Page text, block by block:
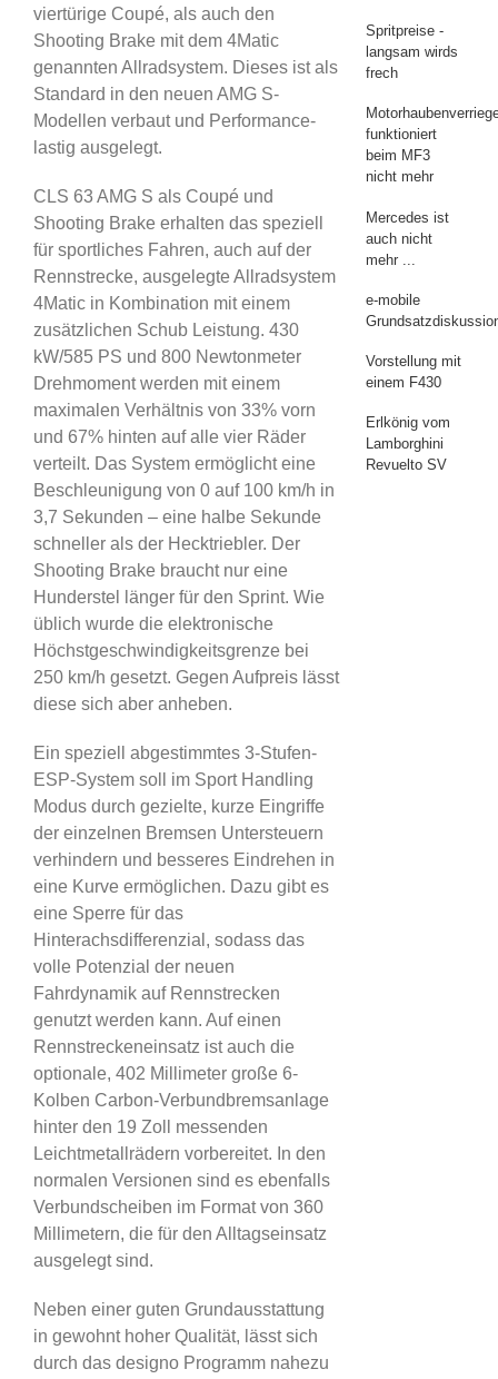
viertürige Coupé, als auch den
Shooting Brake mit dem 4Matic
genannten Allradsystem. Dieses ist als
Standard in den neuen AMG S-
Modellen verbaut und Performance-
lastig ausgelegt.
CLS 63 AMG S als Coupé und
Shooting Brake erhalten das speziell
für sportliches Fahren, auch auf der
Rennstrecke, ausgelegte Allradsystem
4Matic in Kombination mit einem
zusätzlichen Schub Leistung. 430
kW/585 PS und 800 Newtonmeter
Drehmoment werden mit einem
maximalen Verhältnis von 33% vorn
und 67% hinten auf alle vier Räder
verteilt. Das System ermöglicht eine
Beschleunigung von 0 auf 100 km/h in
3,7 Sekunden – eine halbe Sekunde
schneller als der Hecktriebler. Der
Shooting Brake braucht nur eine
Hunderstel länger für den Sprint. Wie
üblich wurde die elektronische
Höchstgeschwindigkeitsgrenze bei
250 km/h gesetzt. Gegen Aufpreis lässt
diese sich aber anheben.
Ein speziell abgestimmtes 3-Stufen-
ESP-System soll im Sport Handling
Modus durch gezielte, kurze Eingriffe
der einzelnen Bremsen Untersteuern
verhindern und besseres Eindrehen in
eine Kurve ermöglichen. Dazu gibt es
eine Sperre für das
Hinterachsdifferenzial, sodass das
volle Potenzial der neuen
Fahrdynamik auf Rennstrecken
genutzt werden kann. Auf einen
Rennstreckeneinsatz ist auch die
optionale, 402 Millimeter große 6-
Kolben Carbon-Verbundbremsanlage
hinter den 19 Zoll messenden
Leichtmetallrädern vorbereitet. In den
normalen Versionen sind es ebenfalls
Verbundscheiben im Format von 360
Millimetern, die für den Alltagseinsatz
ausgelegt sind.
Neben einer guten Grundausstattung
in gewohnt hoher Qualität, lässt sich
durch das designo Programm nahezu
Spritpreise -
langsam wirds
frech
funktioniert
beim MF3
nicht mehr
Mercedes ist
auch nicht
mehr ...
e-mobile
Vorstellung mit
einem F430
Erlkönig vom
Lamborghini
Revuelto SV